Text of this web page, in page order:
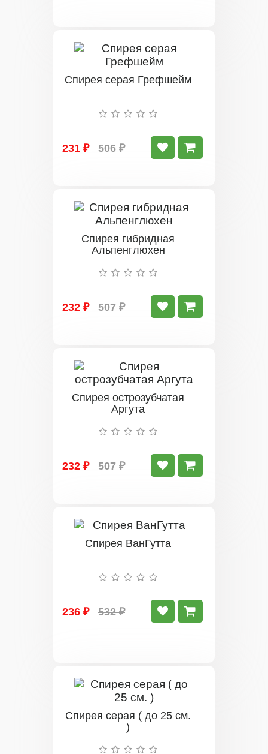
Спирея серая Грефшейм
231 ₽ 506 ₽
Спирея гибридная
Альпенглюхен
232 ₽ 507 ₽
Спирея острозубчатая
Аргута
232 ₽ 507 ₽
Спирея ВанГутта
236 ₽ 532 ₽
Спирея серая ( до 25 см.
)